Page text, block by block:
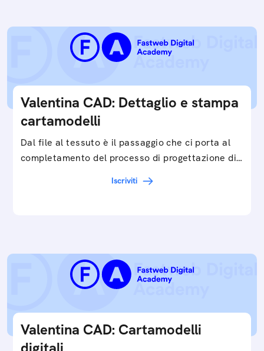
Valentina CAD: Dettaglio e stampa
cartamodelli
Dal file al tessuto è il passaggio che ci porta al
completamento del processo di progettazione di
Iscriviti
Valentina CAD: Cartamodelli